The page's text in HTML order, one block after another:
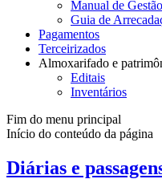
Manual de
Guia de
Pagamentos
Terceirizados
Almoxarifado e
Editais
Inventários
Fim do menu principal
Início do conteúdo da página
Diárias e